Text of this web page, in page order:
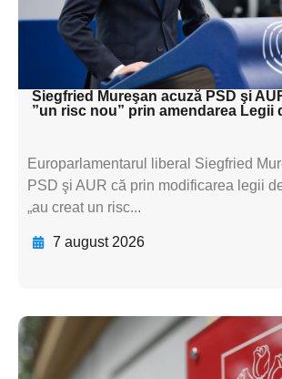
textul pentru
subtitluAdaugă
textul pentru
Siegfried Mureşan acuză PSD şi
”un risc nou” prin amendarea Legii
Europarlamentarul liberal Siegfried
PSD şi AUR că prin modificarea legii
„au creat un risc...
7 august 2026
Adaugă aici textul